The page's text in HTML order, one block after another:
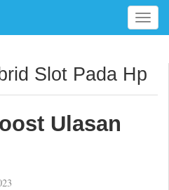
T
o
l
e
Slot Pada Hp
Ulasan